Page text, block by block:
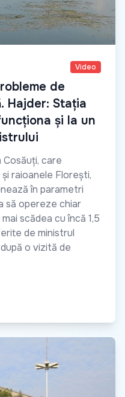
Video
de
Hajder: Stația
și la un
care
raioanele Florești,
în parametri
să opereze chiar
scădea cu încă 1,5
de ministrul
o vizită de